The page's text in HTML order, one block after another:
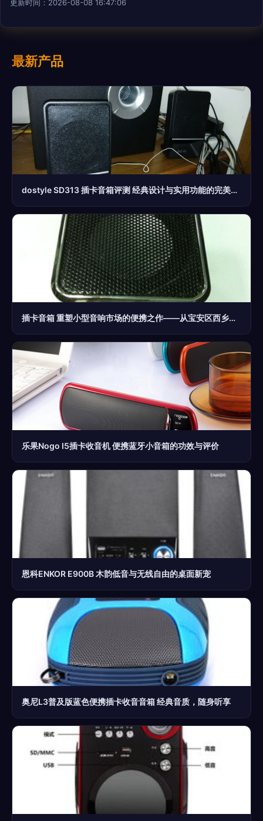
更新时间：2026-08-08 16:47:06
最新产品
dostyle SD313 插卡音箱评测 经典设计与实用功能的完美结合
插卡音箱 重塑小型音响市场的便携之作——从宝安区西乡三嘉塑胶制品厂看行业新动向
乐果Nogo I5插卡收音机 便携蓝牙小音箱的功效与评价
恩科ENKOR E900B 木韵低音与无线自由的桌面新宠
奥尼L3普及版蓝色便携插卡收音音箱 经典音质，随身听享